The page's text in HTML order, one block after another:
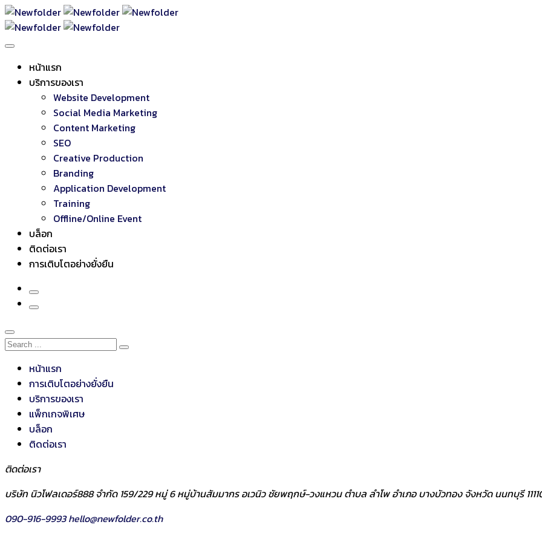
หน้าแรก
บริการของเรา
Website Development
Social Media Marketing
Content Marketing
SEO
Creative Production
Branding
Application Development
Training
Offline/Online Event
บล็อก
ติดต่อเรา
การเติบโตอย่างยั่งยืน
หน้าแรก
การเติบโตอย่างยั่งยืน
บริการของเรา
แพ็กเกจพิเศษ
บล็อก
ติดต่อเรา
ติดต่อเรา
บริษัท นิวโฟลเดอร์888 จำกัด 159/229 หมู่ 6 หมู่บ้านสัมมากร อเวนิว ชัยพฤกษ์-วงแหวน ตำบล ลำโพ อำเภอ บางบัวทอง จังหวัด นนทบุรี
090-916-9993hello@newfolder.co.th